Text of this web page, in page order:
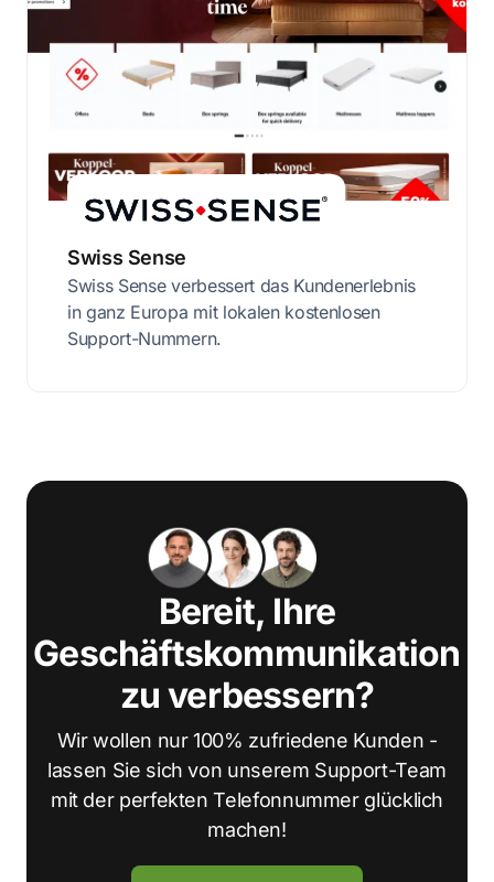
Swiss Sense
Swiss Sense verbessert das Kundenerlebnis
in ganz Europa mit lokalen kostenlosen
Support-Nummern.
Bereit, Ihre
Geschäftskommunikation
zu verbessern?
Wir wollen nur 100% zufriedene Kunden -
lassen Sie sich von unserem Support-Team
mit der perfekten Telefonnummer glücklich
machen!